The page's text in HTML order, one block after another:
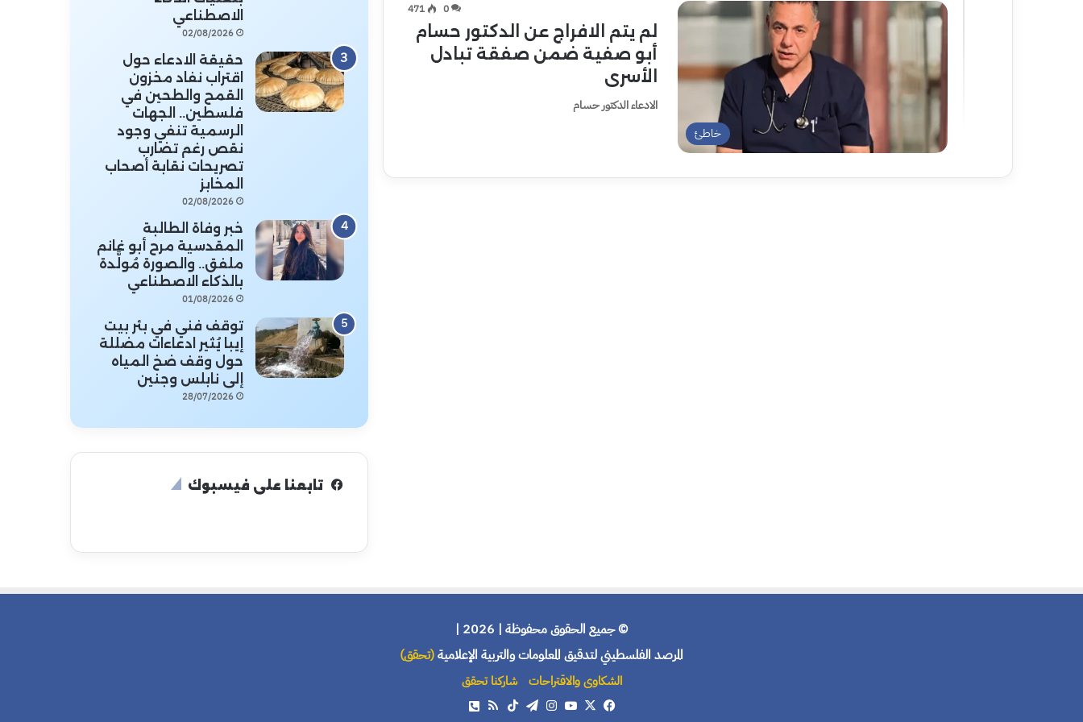
خاطئ
0
471
لم يتم الافراج عن الدكتور حسام
أبو صفية ضمن صفقة تبادل
الأسرى
الادعاء الدكتور حسام
الاصطناعي
02/08/2026
حقيقة الادعاء حول
اقتراب نفاد مخزون
القمح والطحين في
فلسطين.. الجهات
الرسمية تنفي وجود
نقص رغم تضارب
تصريحات نقابة أصحاب
المخابز
02/08/2026
خبر وفاة الطالبة
المقدسية مرح أبو غانم
ملفق.. والصورة مُولَّدة
بالذكاء الاصطناعي
01/08/2026
توقف فني في بئر بيت
إيبا يُثير ادعاءات مضللة
حول وقف ضخ المياه
إلى نابلس وجنين
28/07/2026
تابعنا على فيسبوك
© جميع الحقوق محفوظة | 2026 |
المرصد الفلسطيني لتدقيق المعلومات والتربية الإعلامية(تحقق)
الشكاوى والاقتراحات
شاركنا تحقق
فيسبوك
X يوتيوبانستقرامتيلقرام‫TikTokملخص